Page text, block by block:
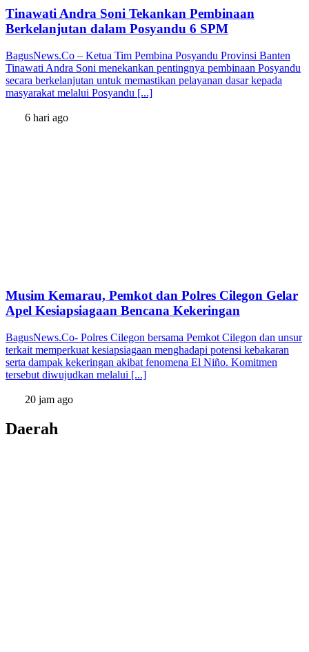
Tinawati Andra Soni Tekankan Pembinaan
Berkelanjutan dalam Posyandu 6 SPM
BagusNews.Co – Ketua Tim Pembina Posyandu Provinsi Banten
Tinawati Andra Soni menekankan pentingnya pembinaan Posyandu
secara berkelanjutan untuk memastikan pelayanan dasar kepada
masyarakat melalui Posyandu [...]
6 hari ago
Musim Kemarau, Pemkot dan Polres Cilegon Gelar
Apel Kesiapsiagaan Bencana Kekeringan
BagusNews.Co- Polres Cilegon bersama Pemkot Cilegon dan unsur
terkait memperkuat kesiapsiagaan menghadapi potensi kebakaran
serta dampak kekeringan akibat fenomena El Niño. Komitmen
tersebut diwujudkan melalui [...]
20 jam ago
Daerah